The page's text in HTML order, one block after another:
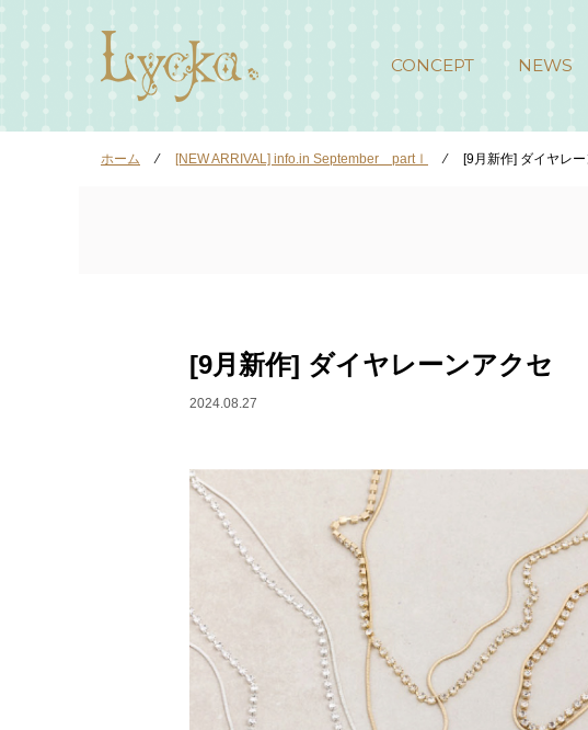
CONCEPT NEWS
ホーム ⁄ [NEW ARRIVAL] info.in September partⅠ ⁄ [9月新作] ダイヤレ
[9月新作] ダイヤレーンアクセ
2024.08.27